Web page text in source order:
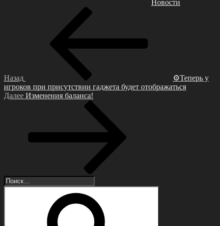
Новости
Назад
⚙Теперь у
игроков при присутствии гаджета будет отображаться
Следующая
Далее Изменения баланса!
Искать: